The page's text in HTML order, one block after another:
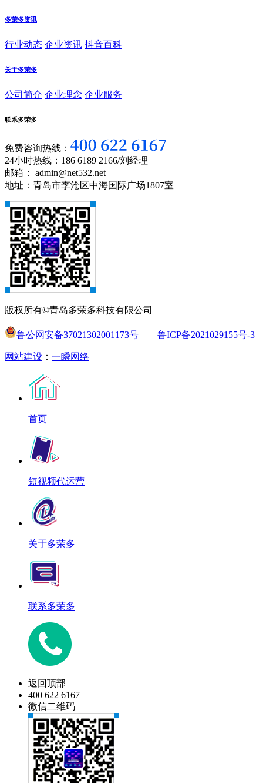
多荣多资讯
行业动态 企业资讯 抖音百科
关于多荣多
公司简介 企业理念 企业服务
联系多荣多
免费咨询热线：
24小时热线：186 6189 2166/刘经理
邮箱： admin@net532.net
地址：青岛市李沧区中海国际广场1807室
版权所有©青岛多荣多科技有限公司
鲁公网安备37021302001173号 鲁ICP备2021029155号-3
网站建设 ： 一瞬网络
首页
短视频代运营
关于多荣多
联系多荣多
返回顶部
400 622 6167
微信二维码